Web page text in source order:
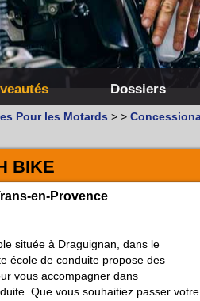
Dossiers
Pour les Motards > >
BIKE
en-Provence
située à Draguignan, dans le
école de conduite propose des
vous accompagner dans
Que vous souhaitiez passer votre